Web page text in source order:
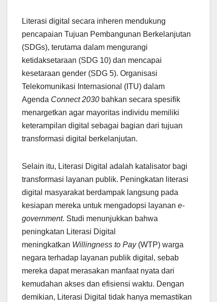
Literasi digital secara inheren mendukung
pencapaian Tujuan Pembangunan Berkelanjutan
(SDGs), terutama dalam mengurangi
ketidaksetaraan (SDG 10) dan mencapai
kesetaraan gender (SDG 5). Organisasi
Telekomunikasi Internasional (ITU) dalam
Agenda Connect 2030 bahkan secara spesifik
menargetkan agar mayoritas individu memiliki
keterampilan digital sebagai bagian dari tujuan
transformasi digital berkelanjutan.
Selain itu, Literasi Digital adalah katalisator bagi
transformasi layanan publik. Peningkatan literasi
digital masyarakat berdampak langsung pada
kesiapan mereka untuk mengadopsi layanan e-
government. Studi menunjukkan bahwa
peningkatan Literasi Digital
meningkatkan Willingness to Pay(WTP) warga
negara terhadap layanan publik digital, sebab
mereka dapat merasakan manfaat nyata dari
kemudahan akses dan efisiensi waktu. Dengan
demikian, Literasi Digital tidak hanya memastikan